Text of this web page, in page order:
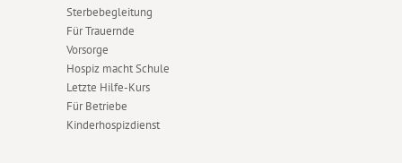
Sterbebegleitung
Für Trauernde
Vorsorge
Hospiz macht Schule
Letzte Hilfe-Kurs
Für Betriebe
Kinderhospizdienst